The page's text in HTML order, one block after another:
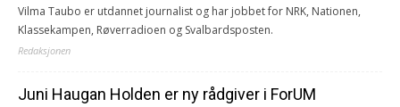
Vilma Taubo er utdannet journalist og har jobbet for NRK, Nationen,
Klassekampen, Røverradioen og Svalbardsposten.
Redaksjonen
Juni Haugan Holden er ny rådgiver i ForUM